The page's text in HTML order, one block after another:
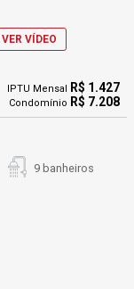
VER VÍDEO
IPTU Mensal R$ 1.427
Condomínio R$ 7.208
9 banheiros